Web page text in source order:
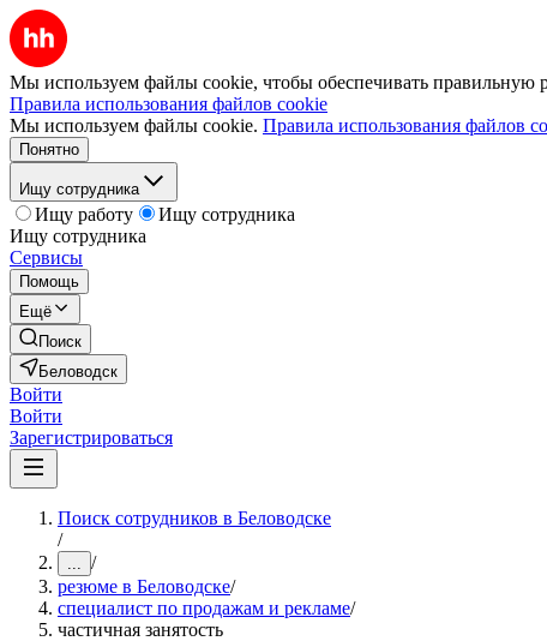
Мы используем файлы cookie, чтобы обеспечивать правильную
Правила использования файлов cookie
Мы используем файлы cookie. Правила использования файлов
Понятно
Ищу сотрудника
Ищу работу
Ищу сотрудника
Ищу сотрудника
Сервисы
Помощь
Ещё
Поиск
Беловодск
Войти
Войти
Зарегистрироваться
Поиск сотрудников в Беловодске
/
... /
резюме в Беловодске/
специалист по продажам и рекламе/
частичная занятость